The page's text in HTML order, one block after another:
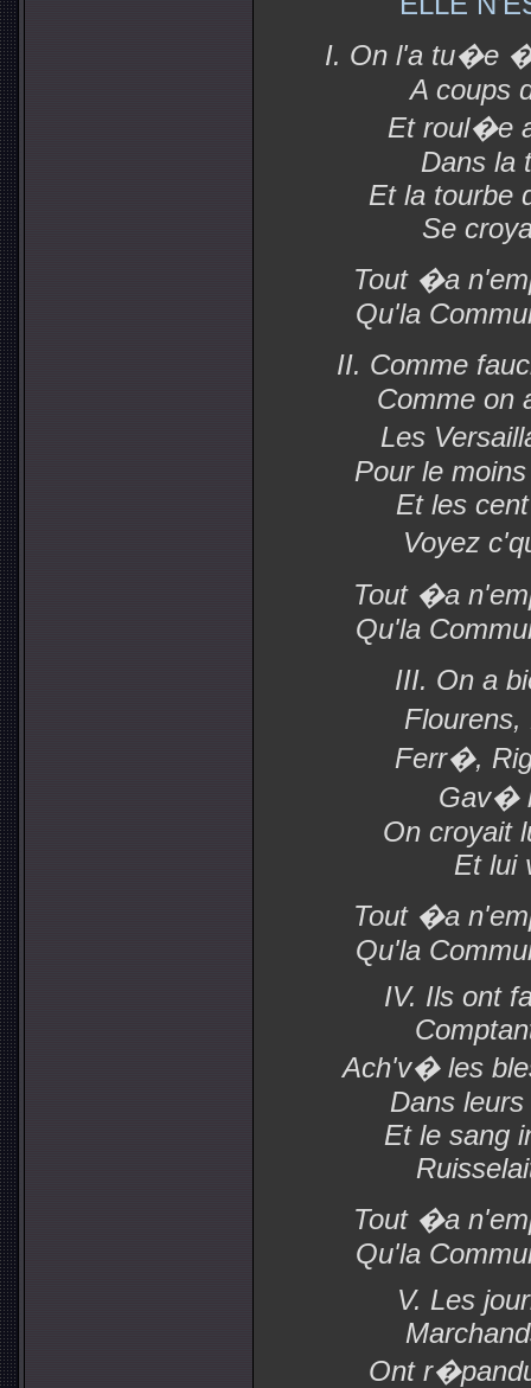
I. On l'a tu�e �
A coups
Et roul�e
Dans la
Et la tourbe
Se
Tout �a
Qu'la
II. Comme
Comme on
Les
Pour le
Et les
Voyez
Tout �a
Qu'la
III. On a
Ferr�,
Gav�
On croyait
Et lui
Tout �a
Qu'la
IV. Ils ont
Ach'v� les
Dans
Et le sang
Tout �a
Qu'la
V. Les
Ont